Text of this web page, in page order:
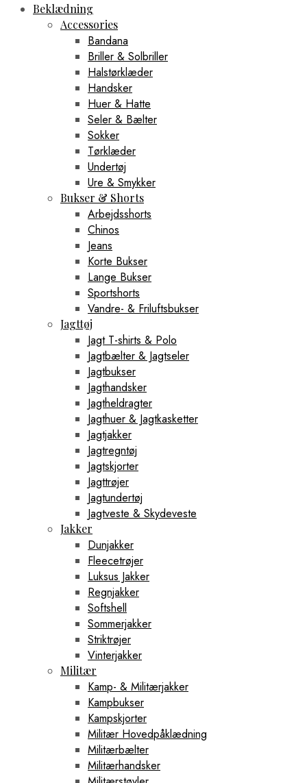
Beklædning
Accessories
Bandana
Briller & Solbriller
Halstørklæder
Handsker
Huer & Hatte
Seler & Bælter
Sokker
Tørklæder
Undertøj
Ure & Smykker
Bukser & Shorts
Arbejdsshorts
Chinos
Jeans
Korte Bukser
Lange Bukser
Sportshorts
Vandre- & Friluftsbukser
Jagttøj
Jagt T-shirts & Polo
Jagtbælter & Jagtseler
Jagtbukser
Jagthandsker
Jagtheldragter
Jagthuer & Jagtkasketter
Jagtjakker
Jagtregntøj
Jagtskjorter
Jagttrøjer
Jagtundertøj
Jagtveste & Skydeveste
Jakker
Dunjakker
Fleecetrøjer
Luksus Jakker
Regnjakker
Softshell
Sommerjakker
Striktrøjer
Vinterjakker
Militær
Kamp- & Militærjakker
Kampbukser
Kampskjorter
Militær Hovedpåklædning
Militærbælter
Militærhandsker